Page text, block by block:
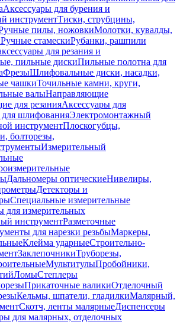
Аксессуары для бурения и
инструментТиски, струбцины,
пилы, ножовкиМолотки, кувалды,
Ручные стамескиРубанки, рашпили
для резания и
пильные дискиПильные полотна для
ФрезыШлифовальные диски, насадки,
чашкиТочильные камни, круги,
валыНаправляющие
для резанияАксессуары для
для шлифованияЭлектромонтажный
инструментПлоскогубцы,
болторезы,
Измерительный
Дальномеры оптическиеНивелиры,
Детекторы и
Специальные измерительные
для измерительных
инструментРазметочные
для нарезки резьбыМаркеры,
Клейма ударныеСтроительно-
ЗаклепочникиТруборезы,
МультитулыПробойники,
ЛомыСтеплеры
Прикаточные валикиОтделочный
Кельмы, шпатели, гладилкиМалярный,
Скотч, ленты малярныеДиспенсеры
для малярных, отделочных